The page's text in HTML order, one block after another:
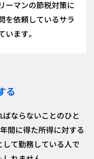
ーマンの節税対策に
を依頼しているサラ
ます。
る
ならないことのひと
間に得た所得に対する
て勤務している人で